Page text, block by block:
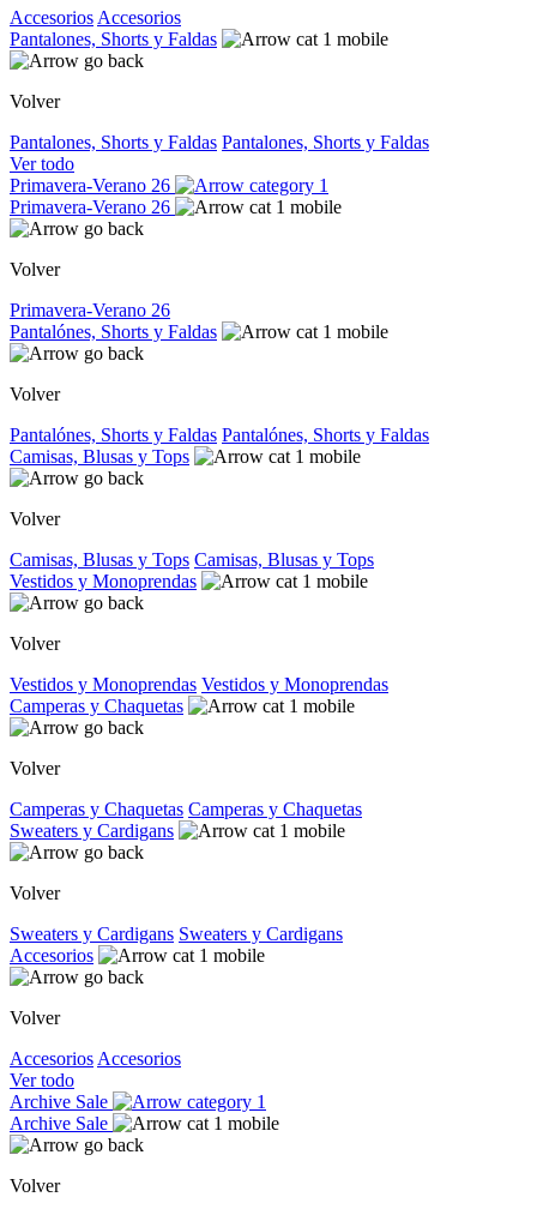
Accesorios Accesorios
Pantalones, Shorts y Faldas
Volver
Pantalones, Shorts y Faldas Pantalones, Shorts y Faldas
Ver todo
Primavera-Verano 26
Primavera-Verano 26
Volver
Primavera-Verano 26
Pantalónes, Shorts y Faldas
Volver
Pantalónes, Shorts y Faldas Pantalónes, Shorts y Faldas
Camisas, Blusas y Tops
Volver
Camisas, Blusas y Tops Camisas, Blusas y Tops
Vestidos y Monoprendas
Volver
Vestidos y Monoprendas Vestidos y Monoprendas
Camperas y Chaquetas
Volver
Camperas y Chaquetas Camperas y Chaquetas
Sweaters y Cardigans
Volver
Sweaters y Cardigans Sweaters y Cardigans
Accesorios
Volver
Accesorios Accesorios
Ver todo
Archive Sale
Archive Sale
Volver